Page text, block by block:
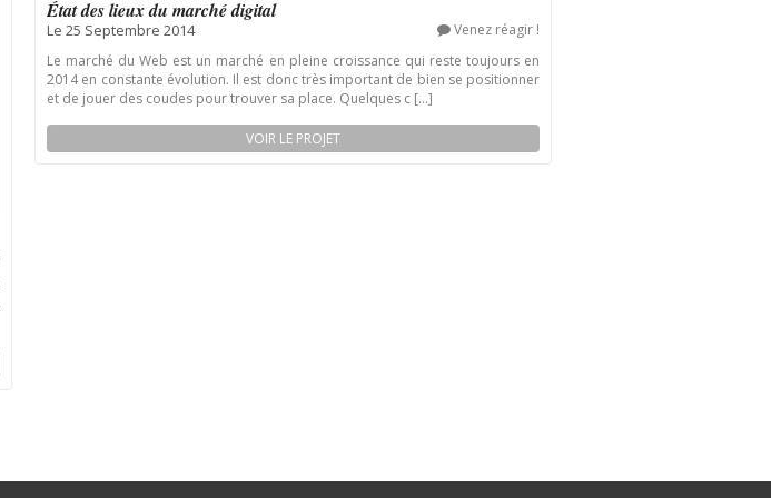
État des lieux du marché digital
Le 25 Septembre 2014
Venez réagir !
Le marché du Web est un marché en pleine croissance qui reste toujours en
2014 en constante évolution. Il est donc très important de bien se positionner
et de jouer des coudes pour trouver sa place. Quelques c [...]
VOIR LE PROJET